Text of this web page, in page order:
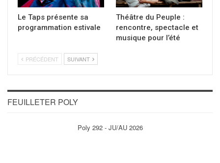
Le Taps présente sa
programmation estivale
Théâtre du Peuple :
rencontre, spectacle et
musique pour l’été
PRÉCÉDENT SUIVANT
FEUILLETER POLY
Poly 292 - JU/AU 2026